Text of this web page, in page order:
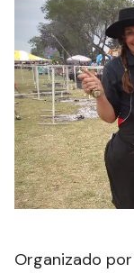
Organizado